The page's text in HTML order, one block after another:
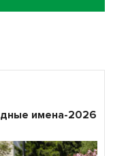
имена-2026